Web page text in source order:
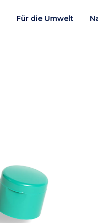
Für die Umwelt